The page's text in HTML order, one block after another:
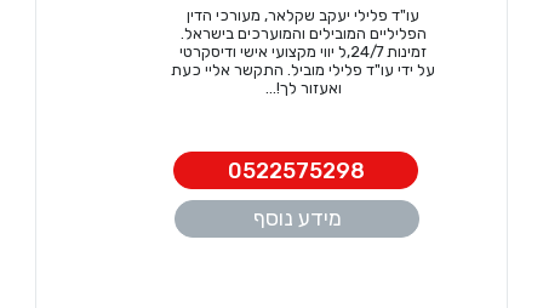
עו"ד פלילי יעקב שקלאר, מעורכי הדין
הפליליים המובילים והמוערכים בישראל.
זמינות 24/7,ל יווי מקצועי אישי ודיסקרטי
על ידי עו"ד פלילי מוביל. התקשר אליי כעת
ואעזור לך!...
0522575298
מידע נוסף